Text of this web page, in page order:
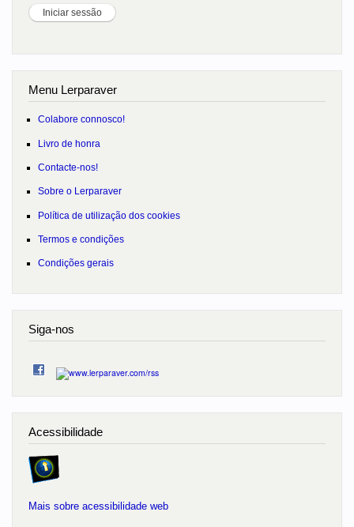
Menu Lerparaver
Colabore connosco!
Livro de honra
Contacte-nos!
Sobre o Lerparaver
Política de utilização dos cookies
Termos e condições
Condições gerais
Siga-nos
Acessibilidade
Mais sobre acessibilidade web